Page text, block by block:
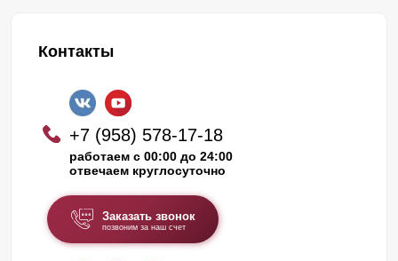
Контакты
+7 (958) 578-17-18
работаем с 00:00 до 24:00
отвечаем круглосуточно
Заказать звонок
позвоним за наш счет